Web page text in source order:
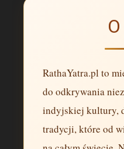
RathaYatra.pl to
do odkrywania
indyjskiej kultury,
tradycji, które od